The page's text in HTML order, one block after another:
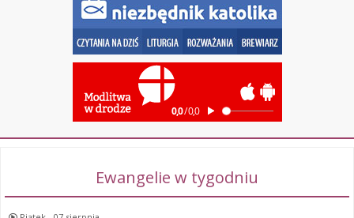
Ewangelie w tygodniu